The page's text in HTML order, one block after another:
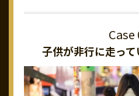
子供が非行に走っ